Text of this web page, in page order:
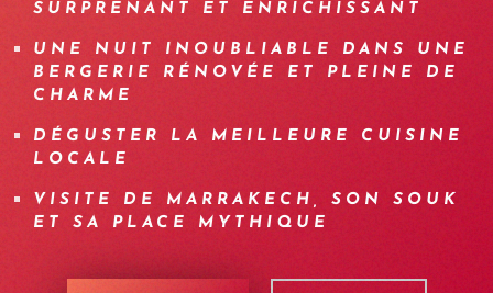
SURPRENANT ET ENRICHISSANT
UNE NUIT INOUBLIABLE DANS UNE
BERGERIE RÉNOVÉE ET PLEINE DE
CHARME
DÉGUSTER LA MEILLEURE CUISINE
LOCALE
VISITE DE MARRAKECH, SON SOUK
ET SA PLACE MYTHIQUE